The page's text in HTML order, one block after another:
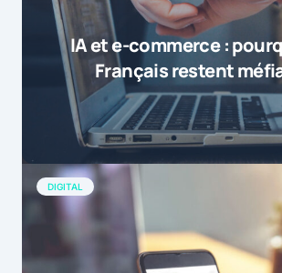
IA et e-commerce :
Français restent
DIGITAL